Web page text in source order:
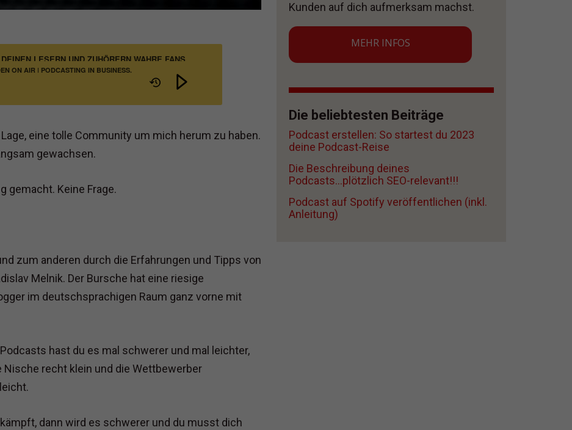
ON AIR | PODCASTING IN BUSINESS,
VERTRIEB
LESERN UND ZUHÖRERN WAHRE FANS WERDEN?
eine tolle Community um mich herum zu haben.
gewachsen.
gemacht. Keine Frage.
zum anderen durch die Erfahrungen und Tipps von
Melnik. Der Bursche hat eine riesige
im deutschsprachigen Raum ganz vorne mit
hast du es mal schwerer und mal leichter,
recht klein und die Wettbewerber
dann wird es schwerer und du musst dich
Kunden auf dich aufmerksam machst.
MEHR INFOS
Die beliebtesten Beiträge
Podcast erstellen: So startest du 2023
deine Podcast-Reise
Die Beschreibung deines
Podcasts...plötzlich SEO-relevant!!!
Podcast auf Spotify veröffentlichen (inkl.
Anleitung)